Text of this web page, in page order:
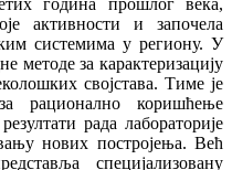
активности и започела
системима у региону. У
методе за карактеризацију
својстава. Тиме је
рационално коришћење
рада лабораторије
нових постројења. Већ
специјализовану